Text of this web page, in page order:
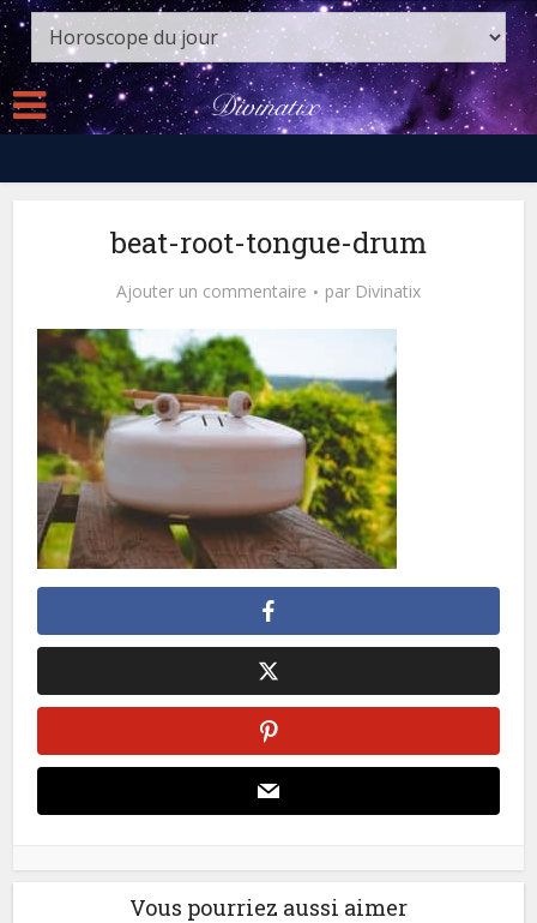
beat-root-tongue-drum
Ajouter un commentaire par Divinatix
Vous pourriez aussi aimer